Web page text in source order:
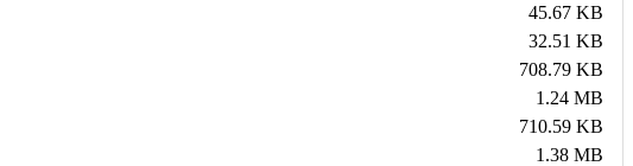
45.67 KB
32.51 KB
708.79 KB
1.24 MB
710.59 KB
1.38 MB